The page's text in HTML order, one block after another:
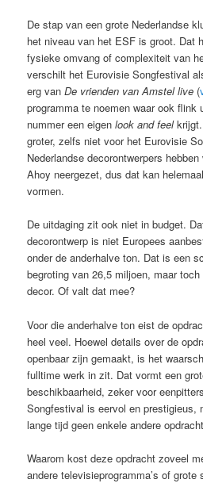
De stap van een grote Nederlandse
het niveau van het ESF is groot. Dat
fysieke omvang of complexiteit van
verschilt het Eurovisie Songfestival
erg vanDe vrienden van Amstel live (
programma te noemen waar ook flink
nummer een eigenlook and feel
groter, zelfs niet voor het Eurovisie
Nederlandse decorontwerpers
Ahoy neergezet, dus dat kan
vormen.
De uitdaging zit ook niet in budget.
decorontwerp is niet Europees
onder de anderhalve ton. Dat is een
begroting van 26,5 miljoen, maar
decor. Of valt dat mee?
Voor die anderhalve ton eist de
heel veel. Hoewel details over de
openbaar zijn gemaakt, is het
fulltime werk in zit. Dat vormt een
beschikbaarheid, zeker voor
Songfestival is eervol en prestigieus,
lange tijd geen enkele andere
Waarom kost deze opdracht zoveel
andere televisieprogramma’s of grote